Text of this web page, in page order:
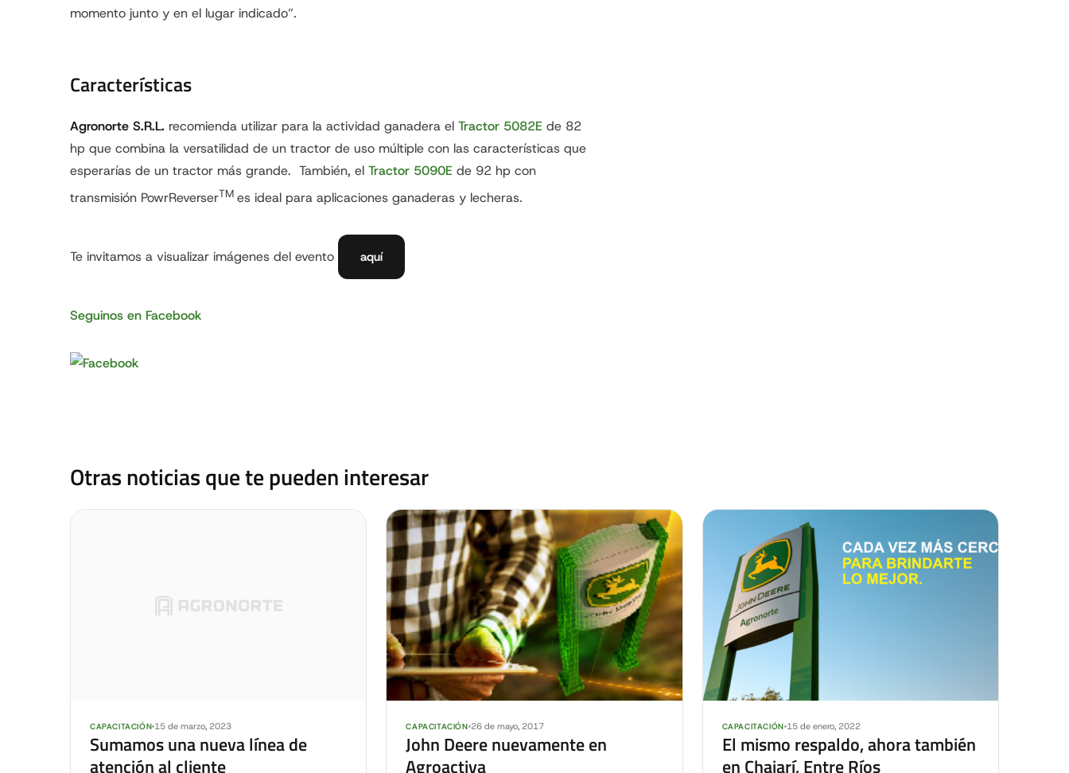
momento junto y en el lugar indicado”.
Características
Agronorte S.R.L. recomienda utilizar para la actividad ganadera el Tractor 5082E de 82
hp que combina la versatilidad de un tractor de uso múltiple con las características que
esperarías de un tractor más grande. También, el Tractor 5090E de 92 hp con
transmisión PowrReverserTM es ideal para aplicaciones ganaderas y lecheras.
Te invitamos a visualizar imágenes del evento aquí
Seguinos en Facebook
Otras noticias que te pueden interesar
CAPACITACIÓN 15 de marzo, 2023
Sumamos una nueva línea de
atención al cliente
CAPACITACIÓN 26 de mayo, 2017
John Deere nuevamente en
Agroactiva
CAPACITACIÓN 15 de enero, 2022
El mismo respaldo, ahora también
en Chajarí, Entre Ríos